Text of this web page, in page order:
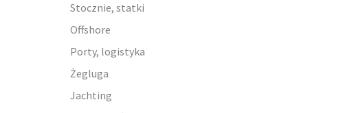
Stocznie, statki
Offshore
Porty, logistyka
Żegluga
Jachting